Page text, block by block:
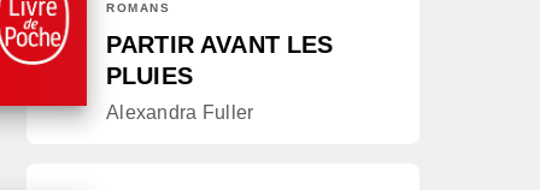
ROMANS
PARTIR AVANT LES
PLUIES
Alexandra Fuller